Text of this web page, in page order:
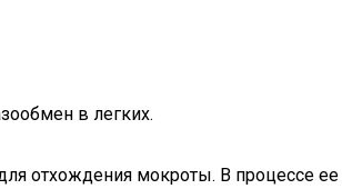
в легких.
отхождения мокроты. В процессе